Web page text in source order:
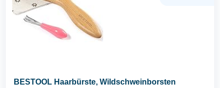
BESTOOL Haarbürste, Wildschweinborsten